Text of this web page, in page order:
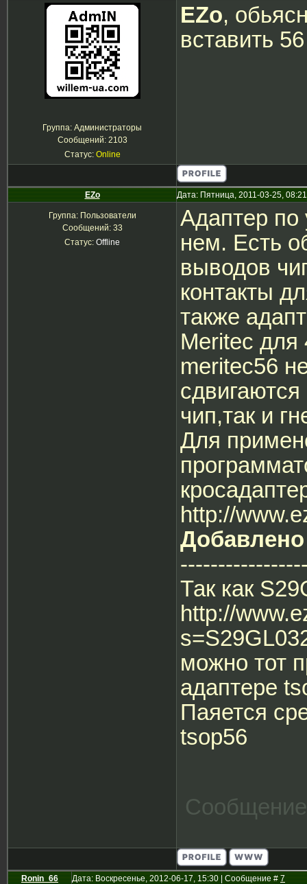
Группа: Администраторы
Сообщений: 2103
Статус: Online
EZo,
вставить
EZo Дата: Пятница, 2011-03-25,
Группа: Пользователи
Сообщений: 33
Статус: Offline
Адаптер по
нем. Есть
выводов
контакты
также
Meritec для
meritec56
чип,так и
Для
http://
Добавлено
Так как
http://
можно тот
адаптере
Паяется
tsop56
Ronin_66 Дата: Воскресенье, 2012-06-17, 15:30 | Сообщение #7